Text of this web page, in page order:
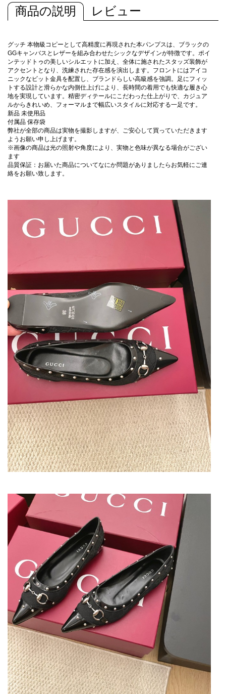
商品の説明 レビュー
グッチ 本物級コピーとして高精度に再現された本パンプスは、ブラックの
GGキャンバスとレザーを組み合わせたシックなデザインが特徴です。ポイ
ンテッドトゥの美しいシルエットに加え、全体に施されたスタッズ装飾が
アクセントとなり、洗練された存在感を演出します。フロントにはアイコ
ニックなビット金具を配置し、ブランドらしい高級感を強調。足にフィッ
トする設計と滑らかな内側仕上げにより、長時間の着用でも快適な履き心
地を実現しています。精密ディテールにこだわった仕上がりで、カジュア
ルからきれいめ、フォーマルまで幅広いスタイルに対応する一足です。
新品 未使用品
付属品 保存袋
弊社が全部の商品は実物を撮影しますが、ご安心して買っていただきます
ようお願い申し上げます。
※画像の商品は光の照射や角度により、実物と色味が異なる場合がござい
ます
品質保証：お届いた商品についてなにか問題がありましたらお気軽にご連
絡をお願い致します。